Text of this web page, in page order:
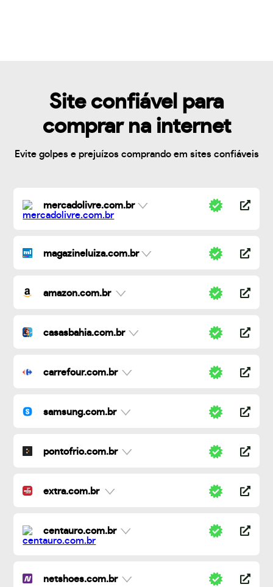
Site confiável para
comprar na internet
Evite golpes e prejuízos comprando em sites confiáveis
mercadolivre.com.br
magazineluiza.com.br
amazon.com.br
casasbahia.com.br
carrefour.com.br
samsung.com.br
pontofrio.com.br
extra.com.br
centauro.com.br
netshoes.com.br